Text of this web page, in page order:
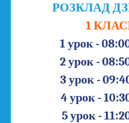
РОЗКЛАД
1
1 урок -
2 урок -
3 урок -
4 урок -
5 урок -